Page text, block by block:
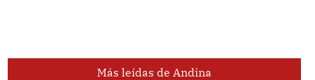
Más leídas de Andina